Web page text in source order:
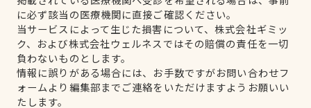
に必ず該当の医療機関に直接ご確認ください。
当サービスによって生じた損害について、株式会社ギミッ
ク、および株式会社ウェルネスではその賠償の責任を一切
負わないものとします。
情報に誤りがある場合には、お手数ですがお問い合わせフ
ォームより編集部までご連絡をいただけますようお願いい
たします。